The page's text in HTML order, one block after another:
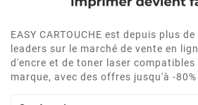
EASY CARTOUCHE est depuis plus
leaders sur le marché de vente en
d'encre et de toner laser
marque, avec des offres jusqu'à -80%